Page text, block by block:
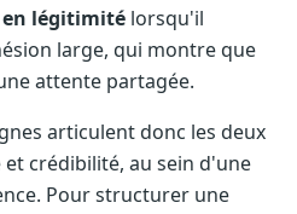
en légitimité lorsqu'il
large, qui montre que
attente partagée.
articulent donc les deux
crédibilité, au sein d'une
Pour structurer une